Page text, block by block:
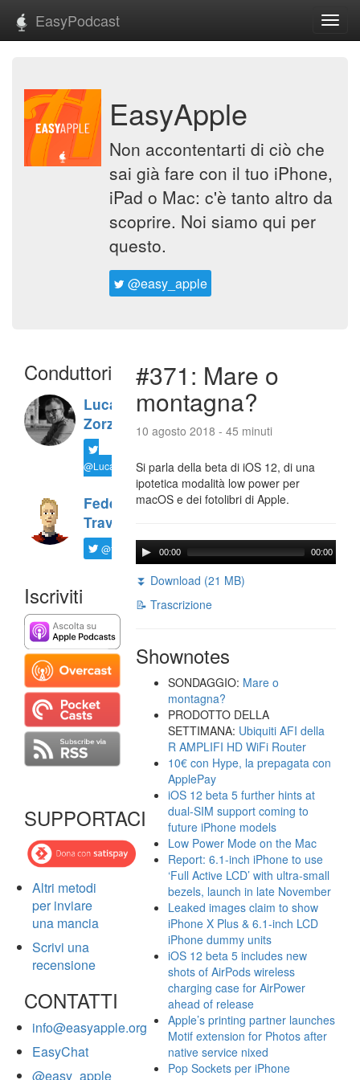
EasyPodcast
EasyApple
Non accontentarti di ciò che
sai già fare con il tuo iPhone,
iPad o Mac: c'è tanto altro da
scoprire. Noi siamo qui per
questo.
@easy_apple
Conduttori
Luca
Zorzi
@LucaTNT
Federico
Travaini
@ftrava
Iscriviti
SUPPORTACI
Altri metodi
per inviare
una mancia
Scrivi una
recensione
CONTATTI
info@easyapple.org
EasyChat
@easy_apple
#371: Mare o
montagna?
10 agosto 2018 - 45 minuti
Si parla della beta di iOS 12, di una
ipotetica modalità low power per
macOS e dei fotolibri di Apple.
00:00 00:00
⏬ Download (21 MB)
📝 Trascrizione
Shownotes
SONDAGGIO: Mare o
montagna?
PRODOTTO DELLA
SETTIMANA: Ubiquiti AFI della
R AMPLIFI HD WiFi Router
10€ con Hype, la prepagata con
ApplePay
iOS 12 beta 5 further hints at
dual-SIM support coming to
future iPhone models
Low Power Mode on the Mac
Report: 6.1-inch iPhone to use
‘Full Active LCD’ with ultra-small
bezels, launch in late November
Leaked images claim to show
iPhone X Plus & 6.1-inch LCD
iPhone dummy units
iOS 12 beta 5 includes new
shots of AirPods wireless
charging case for AirPower
ahead of release
Apple’s printing partner launches
Motif extension for Photos after
native service nixed
Pop Sockets per iPhone